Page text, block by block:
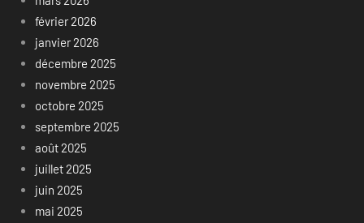
février 2026
janvier 2026
décembre 2025
novembre 2025
octobre 2025
septembre 2025
août 2025
juillet 2025
juin 2025
mai 2025